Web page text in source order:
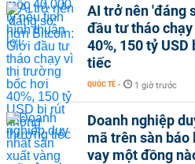
AI trở nên 'đáng
đầu tư tháo
40%, 150 tỷ
tiếc
QUỐC TẾ - 1 giờ trước
Doanh nghiệp
mã trên sàn báo
vay một đồng